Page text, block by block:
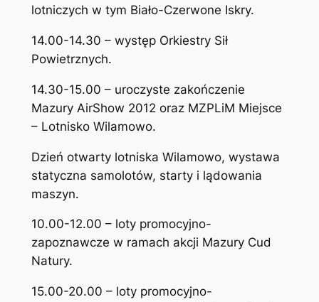
lotniczych w tym Biało-Czerwone Iskry.
14.00-14.30 – występ Orkiestry Sił
Powietrznych.
14.30-15.00 – uroczyste zakończenie
Mazury AirShow 2012 oraz MZPLiM Miejsce
– Lotnisko Wilamowo.
Dzień otwarty lotniska Wilamowo, wystawa
statyczna samolotów, starty i lądowania
maszyn.
10.00-12.00 – loty promocyjno-
zapoznawcze w ramach akcji Mazury Cud
Natury.
15.00-20.00 – loty promocyjno-